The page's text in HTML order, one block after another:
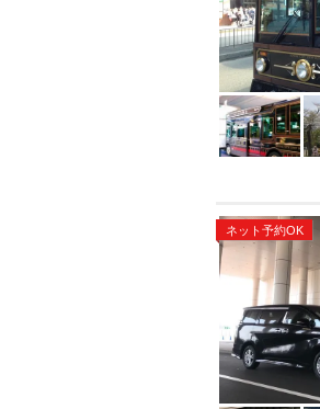
ネット予約OK